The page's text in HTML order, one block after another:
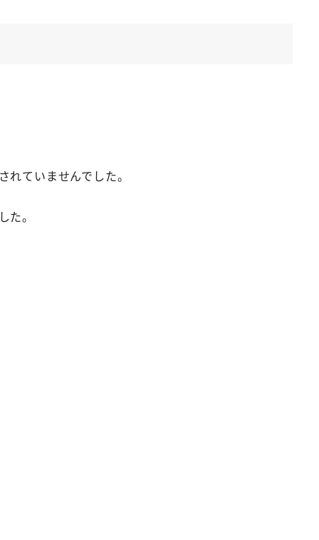
ていませんでした。
。